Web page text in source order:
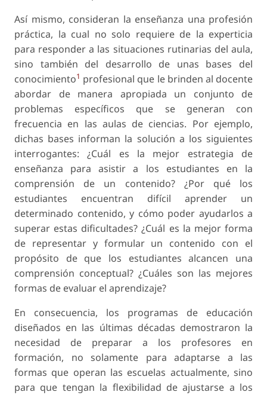
Así mismo, consideran la enseñanza una profesión
práctica, la cual no solo requiere de la experticia
para responder a las situaciones rutinarias del aula,
sino también del desarrollo de unas bases del
conocimiento1 profesional que le brinden al docente
abordar de manera apropiada un conjunto de
problemas específicos que se generan con
frecuencia en las aulas de ciencias. Por ejemplo,
dichas bases informan la solución a los siguientes
interrogantes: ¿Cuál es la mejor estrategia de
enseñanza para asistir a los estudiantes en la
comprensión de un contenido? ¿Por qué los
estudiantes encuentran difícil aprender un
determinado contenido, y cómo poder ayudarlos a
superar estas dificultades? ¿Cuál es la mejor forma
de representar y formular un contenido con el
propósito de que los estudiantes alcancen una
comprensión conceptual? ¿Cuáles son las mejores
formas de evaluar el aprendizaje?
En consecuencia, los programas de educación
diseñados en las últimas décadas demostraron la
necesidad de preparar a los profesores en
formación, no solamente para adaptarse a las
formas que operan las escuelas actualmente, sino
para que tengan la flexibilidad de ajustarse a los